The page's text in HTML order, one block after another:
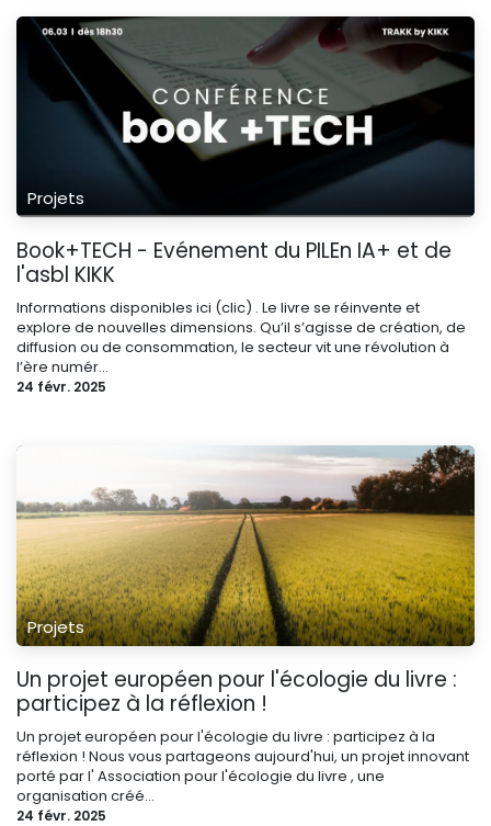
Projets
Book+TECH - Evénement du PILEn IA+ et de
l'asbl KIKK
Informations disponibles ici (clic) . Le livre se réinvente et
explore de nouvelles dimensions. Qu’il s’agisse de création, de
diffusion ou de consommation, le secteur vit une révolution à
l’ère numér...
24 févr. 2025
Projets
Un projet européen pour l'écologie du livre :
participez à la réflexion !
Un projet européen pour l'écologie du livre : participez à la
réflexion ! Nous vous partageons aujourd'hui, un projet innovant
porté par l' Association pour l'écologie du livre , une
organisation créé...
24 févr. 2025